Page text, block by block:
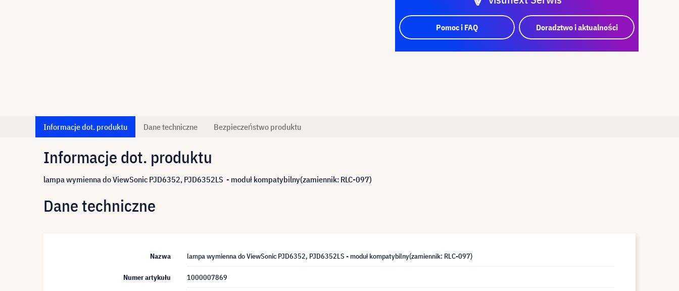
Pomoc i FAQ Doradztwo i aktualności
Informacje dot. produktu Dane techniczne Bezpieczeństwo produktu
Informacje dot. produktu
lampa wymienna do ViewSonic PJD6352, PJD6352LS - moduł kompatybilny(zamiennik: RLC-097)
Dane techniczne
Nazwa lampa wymienna do ViewSonic PJD6352, PJD6352LS - moduł kompatybilny(zamiennik: RLC-097)
Numer artykułu 1000007869